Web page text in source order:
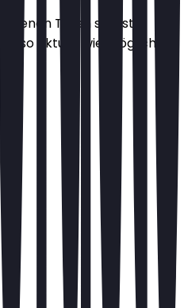
Türen stehst,
so aktuell wie möglich.